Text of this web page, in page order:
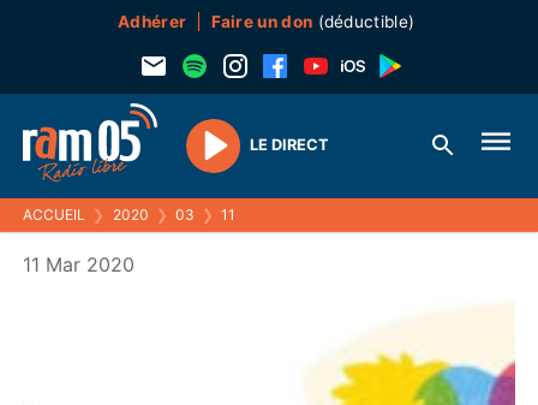
Adhérer Faire un don (déductible)
Play
LE DIRECT
ACCUEIL ❯ 2020 ❯ 03 ❯ 11
11 Mar 2020